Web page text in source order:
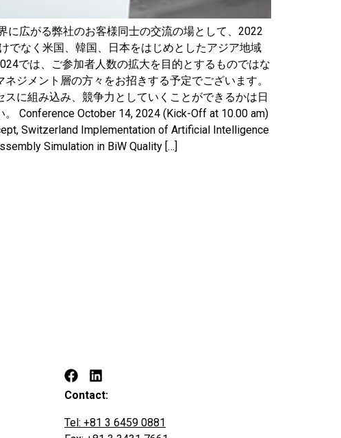
に広がる弊社のお客様同士の交流の場として、2022
でなく米国、韓国、日本をはじめとしたアジア地域
では、ご参加者人数の拡大を目的とするものではな
ジメント層の方々をお招きする予定でございます。
に組み込み、競争力としていくことができるかは日
Conference October 14, 2024 (Kick-Off at 10.00 am)
Switzerland Implementation of Artificial Intelligence
Simulation in BiW Quality […]
Contact:
Tel: +81 3 6459 0881